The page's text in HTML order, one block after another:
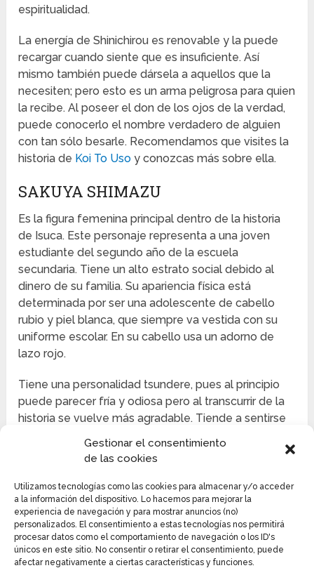
Gestionar el consentimiento
de las cookies
Utilizamos tecnologías como las cookies para almacenar y/o acceder
a la información del dispositivo. Lo hacemos para mejorar la
experiencia de navegación y para mostrar anuncios (no)
personalizados. El consentimiento a estas tecnologías nos permitirá
procesar datos como el comportamiento de navegación o los ID's
únicos en este sitio. No consentir o retirar el consentimiento, puede
afectar negativamente a ciertas características y funciones.
espiritualidad.
La energía de Shinichirou es renovable y la puede
recargar cuando siente que es insuficiente. Así
mismo también puede dársela a aquellos que la
necesiten; pero esto es un arma peligrosa para quien
la recibe. Al poseer el don de los ojos de la verdad,
puede conocerlo el nombre verdadero de alguien
con tan sólo besarle. Recomendamos que visites la
historia de Koi To Uso y conozcas más sobre ella.
SAKUYA SHIMAZU
Es la figura femenina principal dentro de la historia
de Isuca. Este personaje representa a una joven
estudiante del segundo año de la escuela
secundaria. Tiene un alto estrato social debido al
dinero de su familia. Su apariencia física está
determinada por ser una adolescente de cabello
rubio y piel blanca, que siempre va vestida con su
uniforme escolar. En su cabello usa un adorno de
lazo rojo.
Tiene una personalidad tsundere, pues al principio
puede parecer fría y odiosa pero al transcurrir de la
historia se vuelve más agradable. Tiende a sentirse
de sus habilidades . Tiende a tener fobia a las ratas y
su familia, pero no tiene una buena relación con
ellos, por eso no los quiere cerca. Entre sus
habilidades más importantes está de la del tiro con
arco.